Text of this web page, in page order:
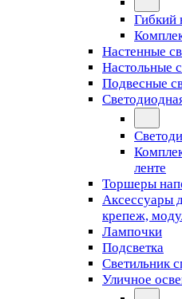
Гибкий
Настенные
Настольные
Подвесные
ленте
Торшеры
Аксессуары
крепеж,
Лампочки
Подсветка
Светильник
Уличное